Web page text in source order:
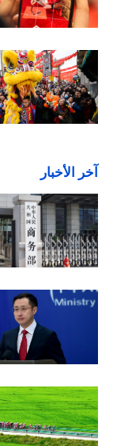
آخر الأخبار